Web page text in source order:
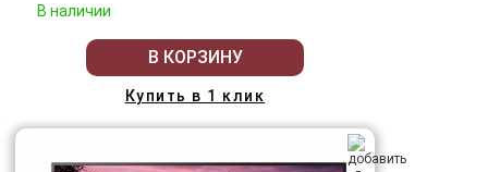
В наличии
В КОРЗИНУ
Купить в 1 клик